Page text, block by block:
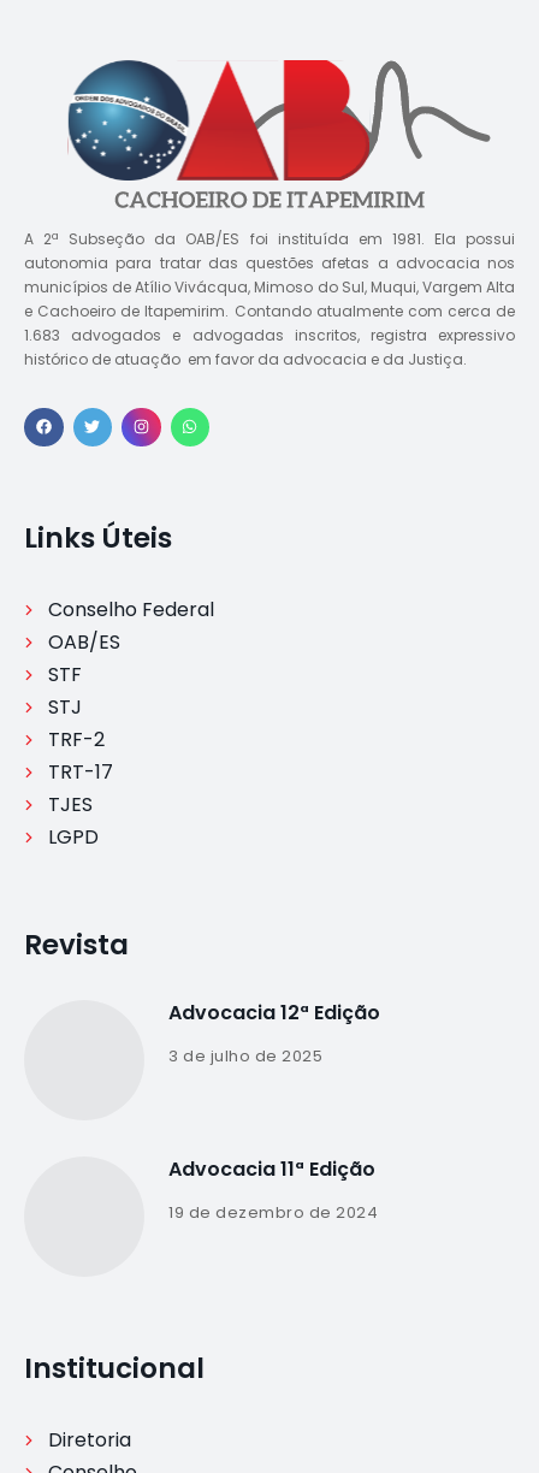
A 2ª Subseção da OAB/ES foi instituída em 1981. Ela possui
autonomia para tratar das questões afetas a advocacia nos
municípios de Atílio Vivácqua, Mimoso do Sul, Muqui, Vargem Alta
e Cachoeiro de Itapemirim. Contando atualmente com cerca de
1.683 advogados e advogadas inscritos, registra expressivo
histórico de atuação em favor da advocacia e da Justiça.
Links Úteis
Conselho Federal
OAB/ES
STF
STJ
TRF-2
TRT-17
TJES
LGPD
Revista
Advocacia 12ª Edição
3 de julho de 2025
Advocacia 11ª Edição
19 de dezembro de 2024
Institucional
Diretoria